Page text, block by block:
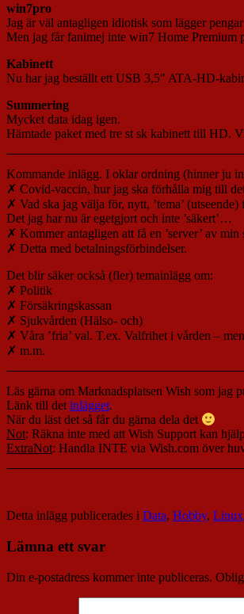
win7pro
Jag är väl antagligen idiotisk som lägger
Men jag får fanimej inte win7 Home Premium
Kabinett
Nu har jag beställt ett USB 3,5″ ATA-HD-
Summering
Mycket data idag igen.
Hämtade paket med tre st sk kabinett till HD.
Kommande inlägg. I oklar ordning (hinner ju
✗ Covid-vaccin, hur jag ska förhålla mig till
✗ Vad ska jag välja för, nytt, ’tema’
Det jag har nu är egetgjort och inte ’säkert’…
✗ Kommer antagligen att få en ’server’ av
✗ Detta med betalningsförbindelser.
Det blir säker också (fler) temainlägg om:
✗ Politik
✗ Försäkringskassan
✗ Sjukvården (Hälso- och)
✗ Våra ’fria’ val. T.ex. Valfrihet i vården –
✗ m.m.
Läs gärna om Marknadsplatsen Wish som jag
Länk till det inlägget.
När du läst det så får du gärna dela det
Not: Räkna inte med att Wish Support kan
ExtraNot: Handla INTE via Wish.com över
Detta inlägg publicerades i Data, Hobby, Linux
Lämna ett svar
Din e-postadress kommer inte publiceras.